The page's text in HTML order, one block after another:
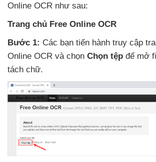
Online OCR như sau:
Trang chủ Free Online OCR
Bước 1: Các bạn tiến hành truy cập
Online OCR và chọn Chọn tệp để mở
tách chữ.